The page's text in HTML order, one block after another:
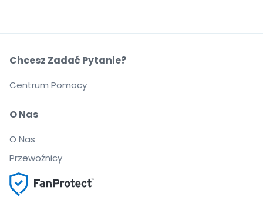
O Nas
O Nas
Przewoźnicy
Chcesz Zadać Pytanie?
Centrum Pomocy